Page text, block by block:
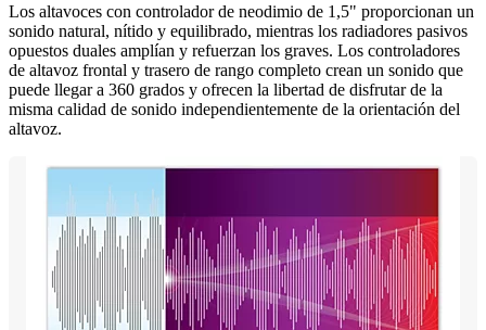
Los altavoces con controlador de neodimio de 1,5" proporcionan un
sonido natural, nítido y equilibrado, mientras los radiadores pasivos
opuestos duales amplían y refuerzan los graves. Los controladores
de altavoz frontal y trasero de rango completo crean un sonido que
puede llegar a 360 grados y ofrecen la libertad de disfrutar de la
misma calidad de sonido independientemente de la orientación del
altavoz.